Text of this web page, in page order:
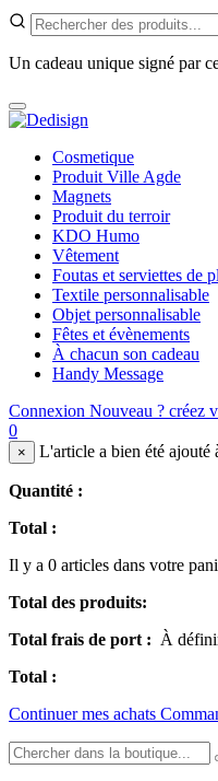
Un cadeau unique signé par
Cosmetique
Produit Ville Agde
Magnets
Produit du terroir
KDO Humo
Vêtement
Foutas et serviettes de
Textile personnalisable
Objet personnalisable
Fêtes et évènements
À chacun son cadeau
Handy Message
Connexion Nouveau ? créez
0
× L'article a bien été ajouté
Quantité :
Total :
Il y a 0 articles dans votre
Total des produits:
Total frais de port : À
Total :
Continuer mes achats